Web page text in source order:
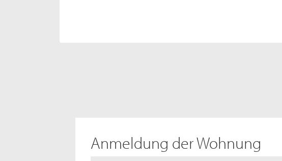
Anmeldung der Wohnung